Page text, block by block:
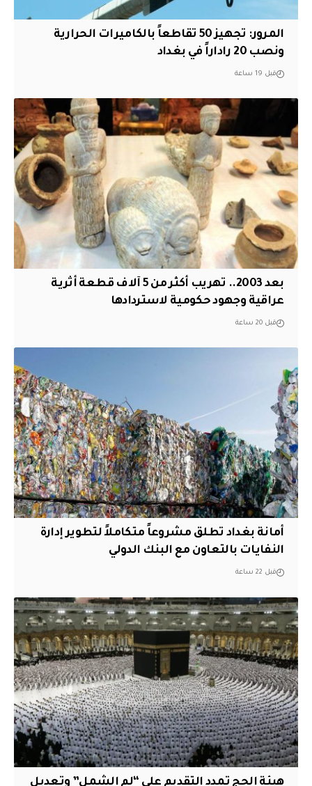
المرور: تجهيز 50 تقاطعاً بالكاميرات الحرارية
ونصب 20 راداراً في بغداد
قبل 19 ساعة
بعد 2003.. تهريب أكثر من 5 آلاف قطعة أثرية
عراقية وجهود حكومية لاستردادها
قبل 20 ساعة
أمانة بغداد تطلق مشروعاً متكاملاً لتطوير إدارة
النفايات بالتعاون مع البنك الدولي
قبل 22 ساعة
هيئة الحج تمدد التقديم على “لم الشمل” وتعديل